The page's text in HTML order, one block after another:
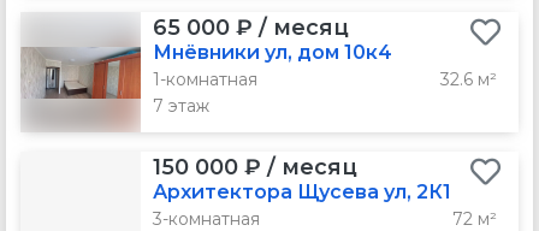
65 000 ₽ / месяц
Мнёвники ул, дом 10к4
1-комнатная
32.6 м²
7 этаж
150 000 ₽ / месяц
Архитектора Щусева ул, 2К1
3-комнатная
72 м²